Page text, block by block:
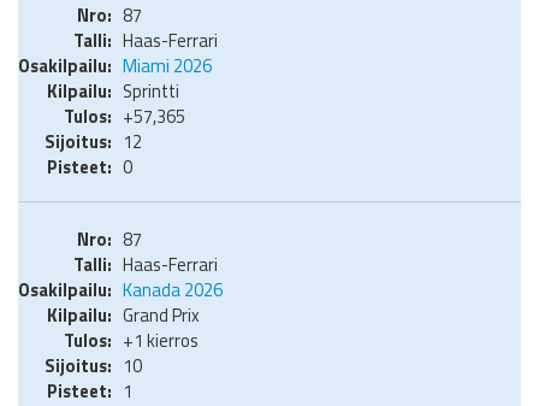
87
Haas-Ferrari
Miami 2026
Sprintti
+57,365
12
0
87
Haas-Ferrari
Kanada 2026
Grand Prix
+1 kierros
10
1